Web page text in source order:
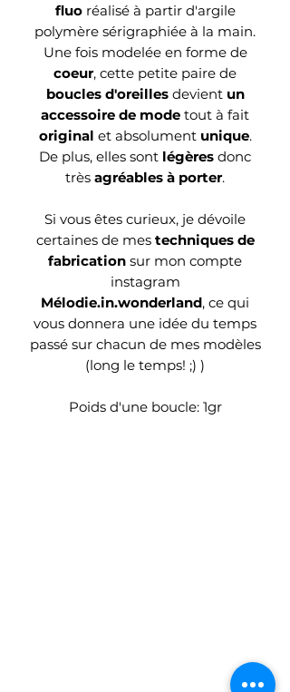
fluo réalisé à partir d'argile
polymère sérigraphiée à la main.
Une fois modelée en forme de
coeur, cette petite paire de
boucles d'oreilles devientun
accessoire de mode tout à fait
original et absolument unique.
De plus, elles sont légères donc
très agréables à porter.
Si vous êtes curieux, je dévoile
certaines de mes techniques de
fabrication sur mon compte
instagram
Mélodie.in.wonderland, ce qui
vous donnera une idée du temps
passé sur chacun de mes modèles
(long le temps! ;) )
Poids d'une boucle: 1gr